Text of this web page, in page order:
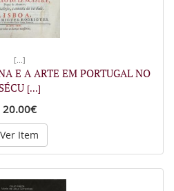
[...]
E A ARTE EM PORTUGAL NO
SÉCU [...]
20.00€
Ver Item